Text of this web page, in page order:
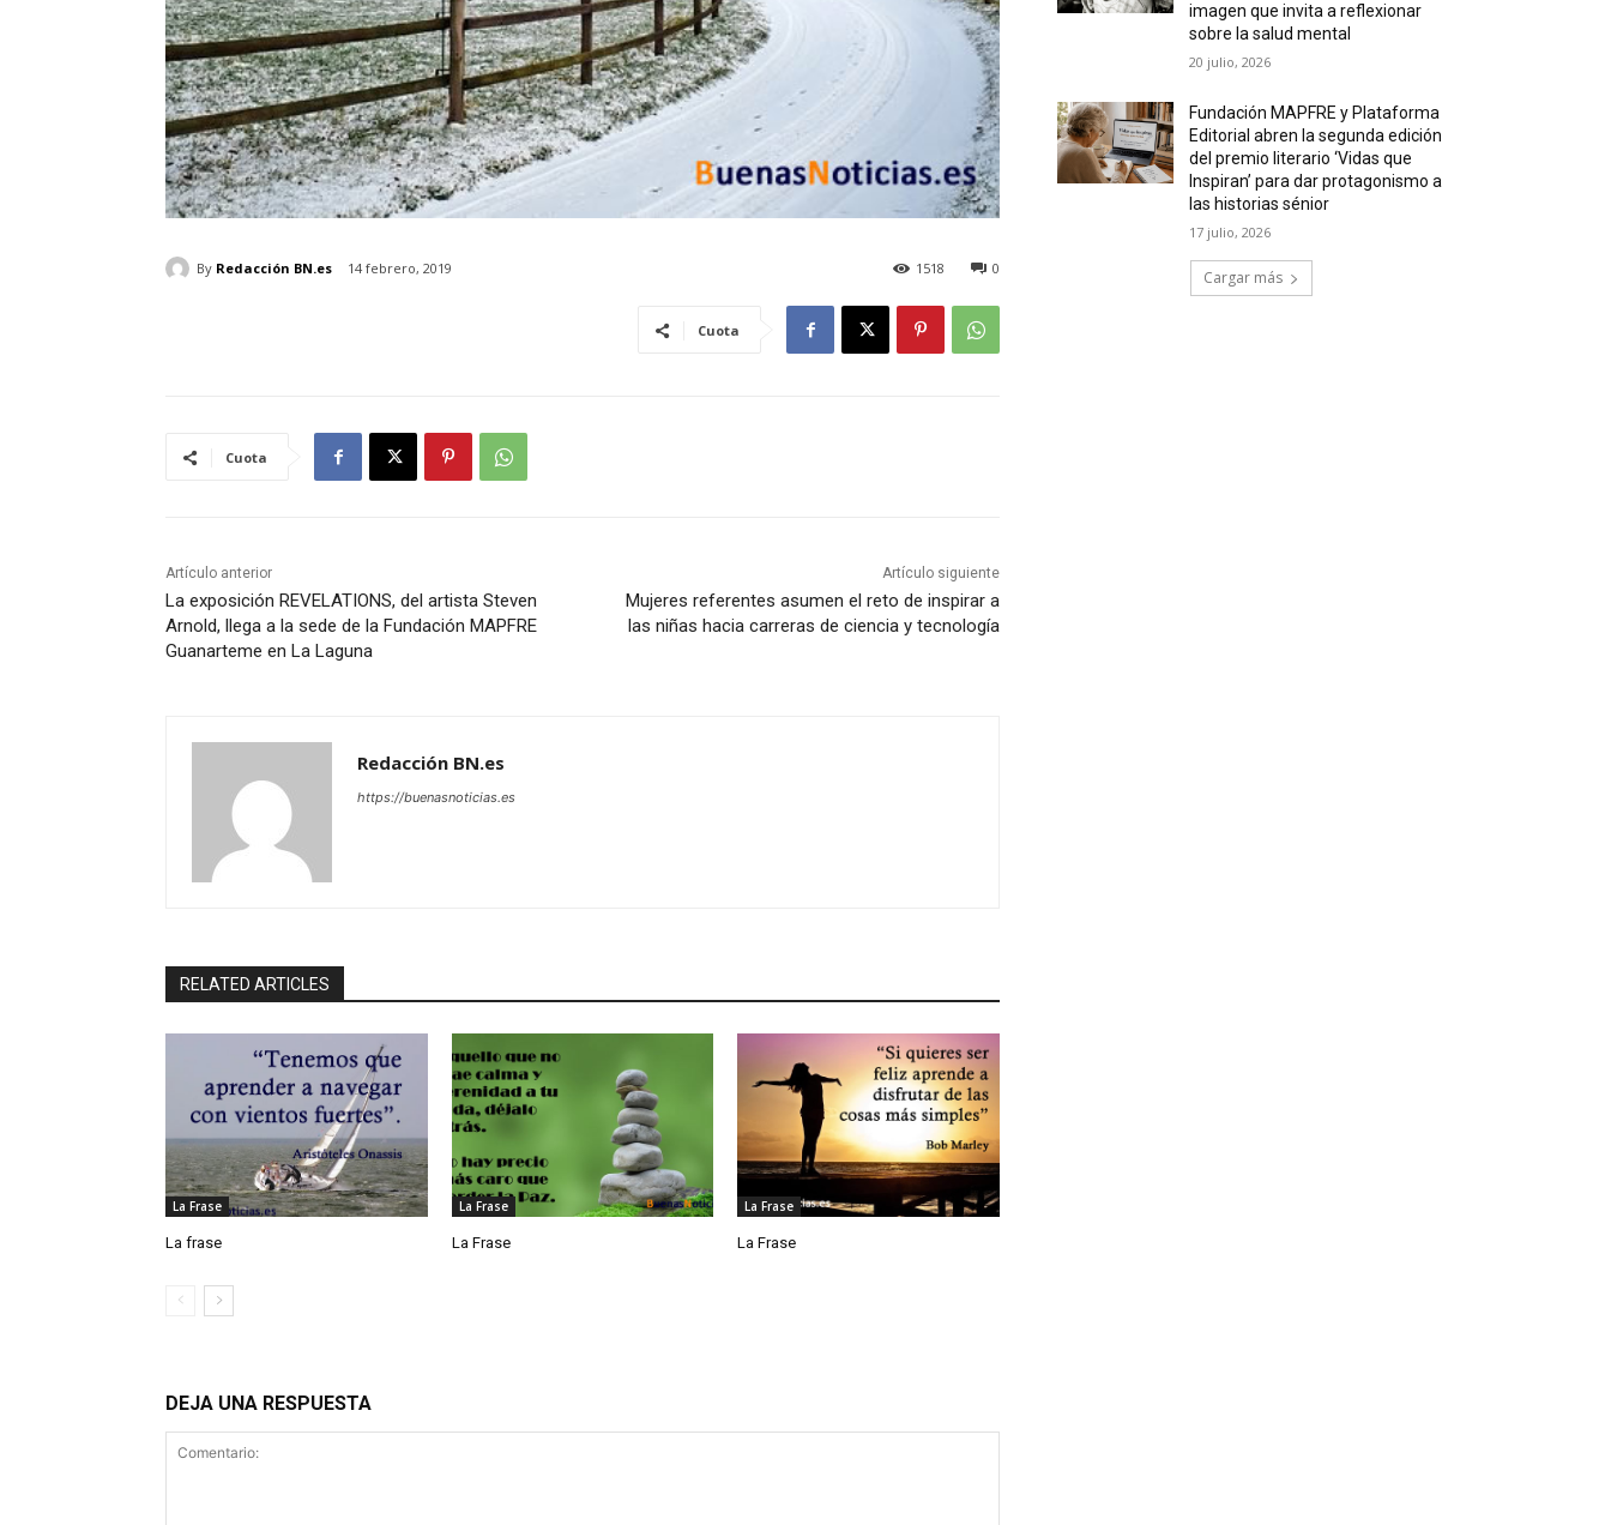
By Redacción BN.es 14 febrero, 2019 0
1518
Cuota
Cuota
Artículo anterior
La exposición REVELATIONS, del artista Steven
Arnold, llega a la sede de la Fundación MAPFRE
Guanarteme en La Laguna
Artículo siguiente
Mujeres referentes asumen el reto de inspirar a
las niñas hacia carreras de ciencia y tecnología
Redacción BN.es
https://buenasnoticias.es
RELATED ARTICLES
La Frase
La frase
La Frase
La Frase
La Frase
La Frase
DEJA UNA RESPUESTA
imagen que invita a reflexionar
sobre la salud mental
20 julio, 2026
Fundación MAPFRE y Plataforma
Editorial abren la segunda edición
del premio literario ‘Vidas que
Inspiran’ para dar protagonismo a
las historias sénior
17 julio, 2026
Cargar más